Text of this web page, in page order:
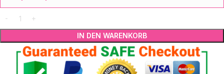
IN DEN WARENKORB